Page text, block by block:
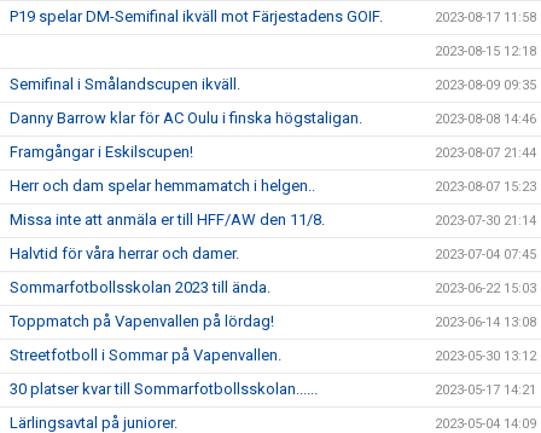
P19 spelar DM-Semifinal ikväll mot Färjestadens GOIF. 2023-08-17 11:58
2023-08-15 12:18
Semifinal i Smålandscupen ikväll. 2023-08-09 09:35
Danny Barrow klar för AC Oulu i finska högstaligan. 2023-08-08 14:46
Framgångar i Eskilscupen! 2023-08-07 21:44
Herr och dam spelar hemmamatch i helgen.. 2023-08-07 15:23
Missa inte att anmäla er till HFF/AW den 11/8. 2023-07-30 21:14
Halvtid för våra herrar och damer. 2023-07-04 07:45
Sommarfotbollsskolan 2023 till ända. 2023-06-22 15:03
Toppmatch på Vapenvallen på lördag! 2023-06-14 13:08
Streetfotboll i Sommar på Vapenvallen. 2023-05-30 13:12
30 platser kvar till Sommarfotbollsskolan...... 2023-05-17 14:21
Lärlingsavtal på juniorer. 2023-05-04 14:09